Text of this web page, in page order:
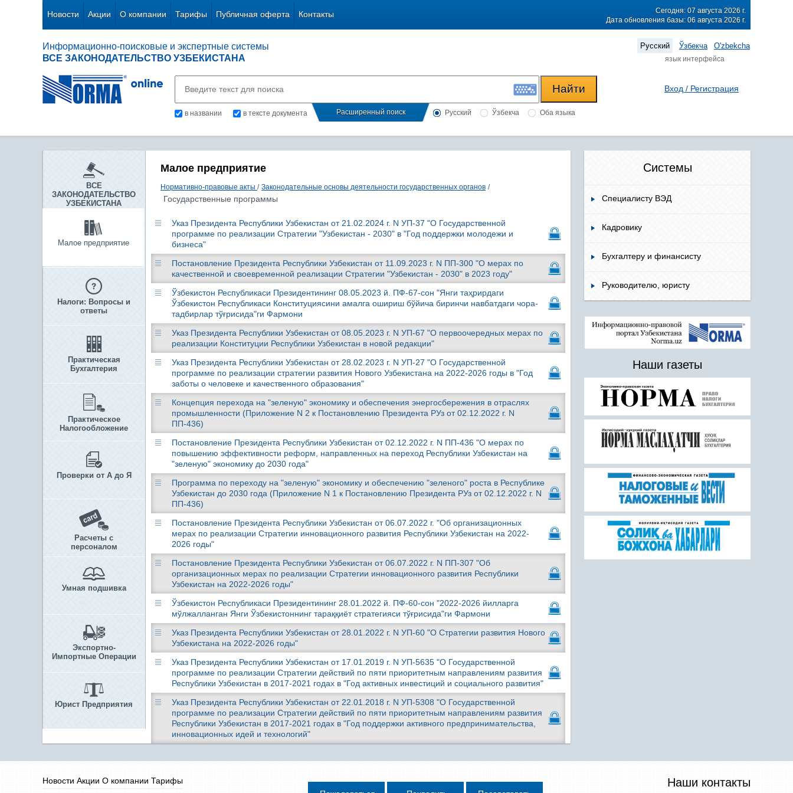
Новости Акции О компании Тарифы Публичная оферта Контакты
Сегодня: 07 августа 2026 г.
Дата обновления базы: 06 августа 2026 г.
Информационно-поисковые и экспертные системы
ВСЕ ЗАКОНОДАТЕЛЬСТВО УЗБЕКИСТАНА
Русский Ўзбекча O'zbekcha
язык интерфейса
в названии в тексте документа Расширенный поиск Русский Ўзбекча Оба языка
Вход / Регистрация
ВСЕ
ЗАКОНОДАТЕЛЬСТВО
УЗБЕКИСТАНА
Малое предприятие
Налоги: Вопросы и
ответы
Практическая
Бухгалтерия
Практическое
Налогообложение
Проверки от А до Я
Расчеты с
персоналом
Умная подшивка
Экспортно-
Импортные Операции
Юрист Предприятия
Малое предприятие
Нормативно-правовые акты / Законодательные основы деятельности государственных органов /
Государственные программы
Указ Президента Республики Узбекистан от 21.02.2024 г. N УП-37 "О Государственной
программе по реализации Стратегии "Узбекистан - 2030" в "Год поддержки молодежи и
бизнеса"
Постановление Президента Республики Узбекистан от 11.09.2023 г. N ПП-300 "О мерах по
качественной и своевременной реализации Стратегии "Узбекистан - 2030" в 2023 году"
Ўзбекистон Республикаси Президентининг 08.05.2023 й. ПФ-67-сон "Янги таҳрирдаги
Ўзбекистон Республикаси Конституциясини амалга ошириш бўйича биринчи навбатдаги чора-
тадбирлар тўғрисида"ги Фармони
Указ Президента Республики Узбекистан от 08.05.2023 г. N УП-67 "О первоочередных мерах по
реализации Конституции Республики Узбекистан в новой редакции"
Указ Президента Республики Узбекистан от 28.02.2023 г. N УП-27 "О Государственной
программе по реализации стратегии развития Нового Узбекистана на 2022-2026 годы в "Год
заботы о человеке и качественного образования"
Концепция перехода на "зеленую" экономику и обеспечения энергосбережения в отраслях
промышленности (Приложение N 2 к Постановлению Президента РУз от 02.12.2022 г. N
ПП-436)
Постановление Президента Республики Узбекистан от 02.12.2022 г. N ПП-436 "О мерах по
повышению эффективности реформ, направленных на переход Республики Узбекистан на
"зеленую" экономику до 2030 года"
Программа по переходу на "зеленую" экономику и обеспечению "зеленого" роста в Республике
Узбекистан до 2030 года (Приложение N 1 к Постановлению Президента РУз от 02.12.2022 г. N
ПП-436)
Постановление Президента Республики Узбекистан от 06.07.2022 г. "Об организационных
мерах по реализации Стратегии инновационного развития Республики Узбекистан на 2022-
2026 годы"
Постановление Президента Республики Узбекистан от 06.07.2022 г. N ПП-307 "Об
организационных мерах по реализации Стратегии инновационного развития Республики
Узбекистан на 2022-2026 годы"
Ўзбекистон Республикаси Президентининг 28.01.2022 й. ПФ-60-сон "2022-2026 йилларга
мўлжалланган Янги Ўзбекистоннинг тараққиёт стратегияси тўғрисида"ги Фармони
Указ Президента Республики Узбекистан от 28.01.2022 г. N УП-60 "О Стратегии развития Нового
Узбекистана на 2022-2026 годы"
Указ Президента Республики Узбекистан от 17.01.2019 г. N УП-5635 "О Государственной
программе по реализации Стратегии действий по пяти приоритетным направлениям развития
Республики Узбекистан в 2017-2021 годах в "Год активных инвестиций и социального развития"
Указ Президента Республики Узбекистан от 22.01.2018 г. N УП-5308 "О Государственной
программе по реализации Стратегии действий по пяти приоритетным направлениям развития
Республики Узбекистан в 2017-2021 годах в "Год поддержки активного предпринимательства,
инновационных идей и технологий"
Системы
Специалисту ВЭД
Кадровику
Бухгалтеру и финансисту
Руководителю, юристу
Наши газеты
Новости Акции О компании Тарифы Наши контакты